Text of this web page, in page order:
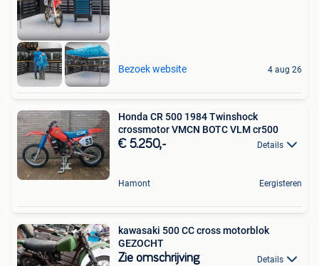
Bezoek website 4 aug 26
Honda CR 500 1984 Twinshock
crossmotor VMCN BOTC VLM cr500
€ 5.250,- Details
Hamont Eergisteren
kawasaki 500 CC cross motorblok
GEZOCHT
Zie omschrijving Details